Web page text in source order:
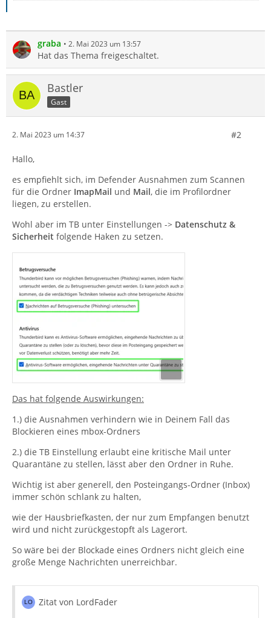
graba 2. Mai 2023 um 13:57
Hat das Thema freigeschaltet.
Bastler
Gast
2. Mai 2023 um 14:37 #2
Hallo,
es empfiehlt sich, im Defender Ausnahmen zum Scannen
für die Ordner ImapMail und Mail, die im Profilordner
liegen, zu erstellen.
Wohl aber im TB unter Einstellungen -> Datenschutz &
Sicherheit folgende Haken zu setzen.
Das hat folgende Auswirkungen:
1.) die Ausnahmen verhindern wie in Deinem Fall das
Blockieren eines mbox-Ordners
2.) die TB Einstellung erlaubt eine kritische Mail unter
Quarantäne zu stellen, lässt aber den Ordner in Ruhe.
Wichtig ist aber generell, den Posteingangs-Ordner (Inbox)
immer schön schlank zu halten,
wie der Hausbriefkasten, der nur zum Empfangen benutzt
wird und nicht zurückgestopft als Lagerort.
So wäre bei der Blockade eines Ordners nicht gleich eine
große Menge Nachrichten unerreichbar.
Zitat von LordFader